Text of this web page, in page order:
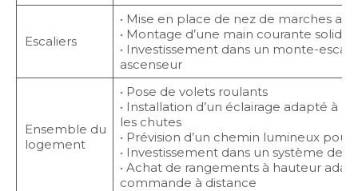
Escaliers
• Mise en place de nez de marches
• Montage d’une main courante solide
• Investissement dans un monte-
ascenseur
Ensemble du
logement
• Pose de volets roulants
• Installation d’un éclairage adapté à
les chutes
• Prévision d’un chemin lumineux
• Investissement dans un système de
• Achat de rangements à hauteur
commande à distance